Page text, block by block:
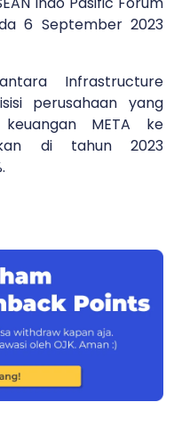
6 September 2023
Infrastructure
perusahaan yang
META ke
di tahun 2023